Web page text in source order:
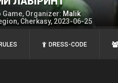
Game, Organizer: Malik
Cherkasy, 2023-06-25
RULES DRESS-CODE